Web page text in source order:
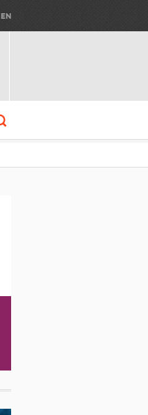
EN
Rechercher